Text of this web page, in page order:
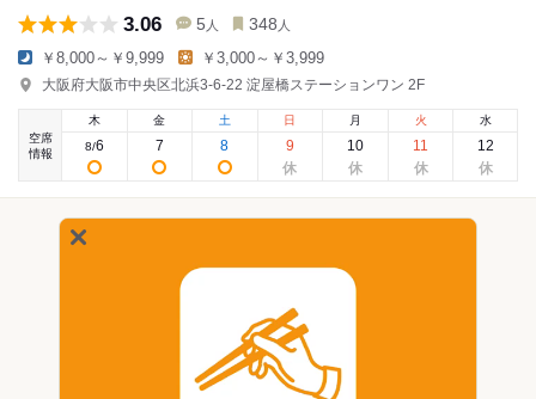
3.06 5 人 348 人
￥8,000～￥9,999 ￥3,000～￥3,999
大阪府大阪市中央区北浜3-6-22 淀屋橋ステーションワン 2F
空席
情報
木
8/6
金
7
土
8
日
9
月
10
火
11
水
12